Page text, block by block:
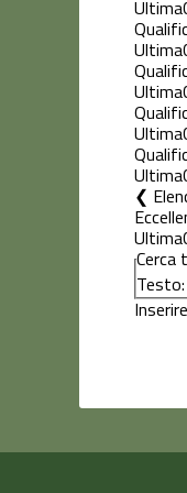
Ultima
Ultima
Ultima
Ultima
Ultima
Ultima
Cerca
Testo: